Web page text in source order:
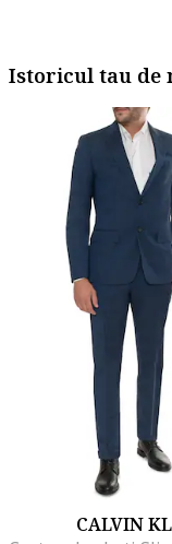
Istoricul tau de
CALVIN